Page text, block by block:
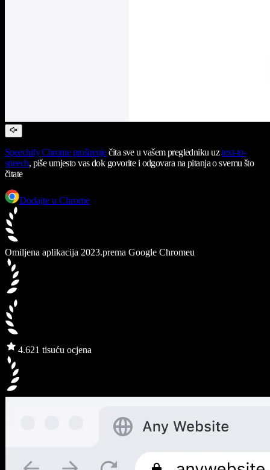
Speechify Chrome proširenječita sve u vašem pregledniku uztext-to-
speech, piše umjesto vas dok govorite i odgovara na pitanja o svemu što
čitate
Dodajte u Chrome
Omiljena aplikacija 2023.prema Google Chromeu
4.621 tisuću ocjena